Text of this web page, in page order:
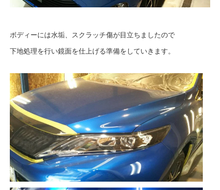
ボディーには水垢、スクラッチ傷が目立ちましたので
下地処理を行い鏡面を仕上げる準備をしていきます。